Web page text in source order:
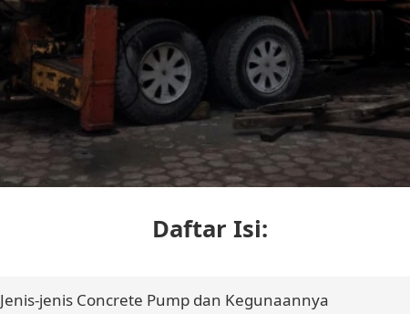
Daftar Isi:
Jenis-jenis Concrete Pump dan Kegunaannya